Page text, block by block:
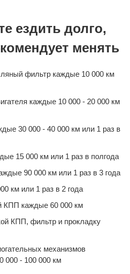
ездить долго,
менять
фильтр каждые 10 000 км
каждые 10 000 - 20 000 км
30 000 - 40 000 км или 1 раз в
15 000 км или 1 раз в полгода
90 000 км или 1 раз в 3 года
км или 1 раз в 2 года
КПП каждые 60 000 км
КПП, фильтр и прокладку
механизмов
000 - 100 000 км